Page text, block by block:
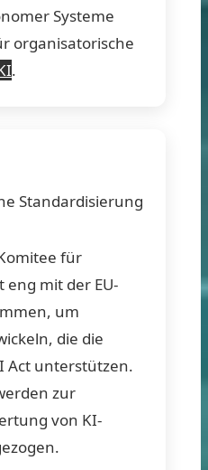
Systeme
organisatorische
.
Standardisierung
für
mit der EU-
um
die die
Act unterstützen.
zur
von KI-